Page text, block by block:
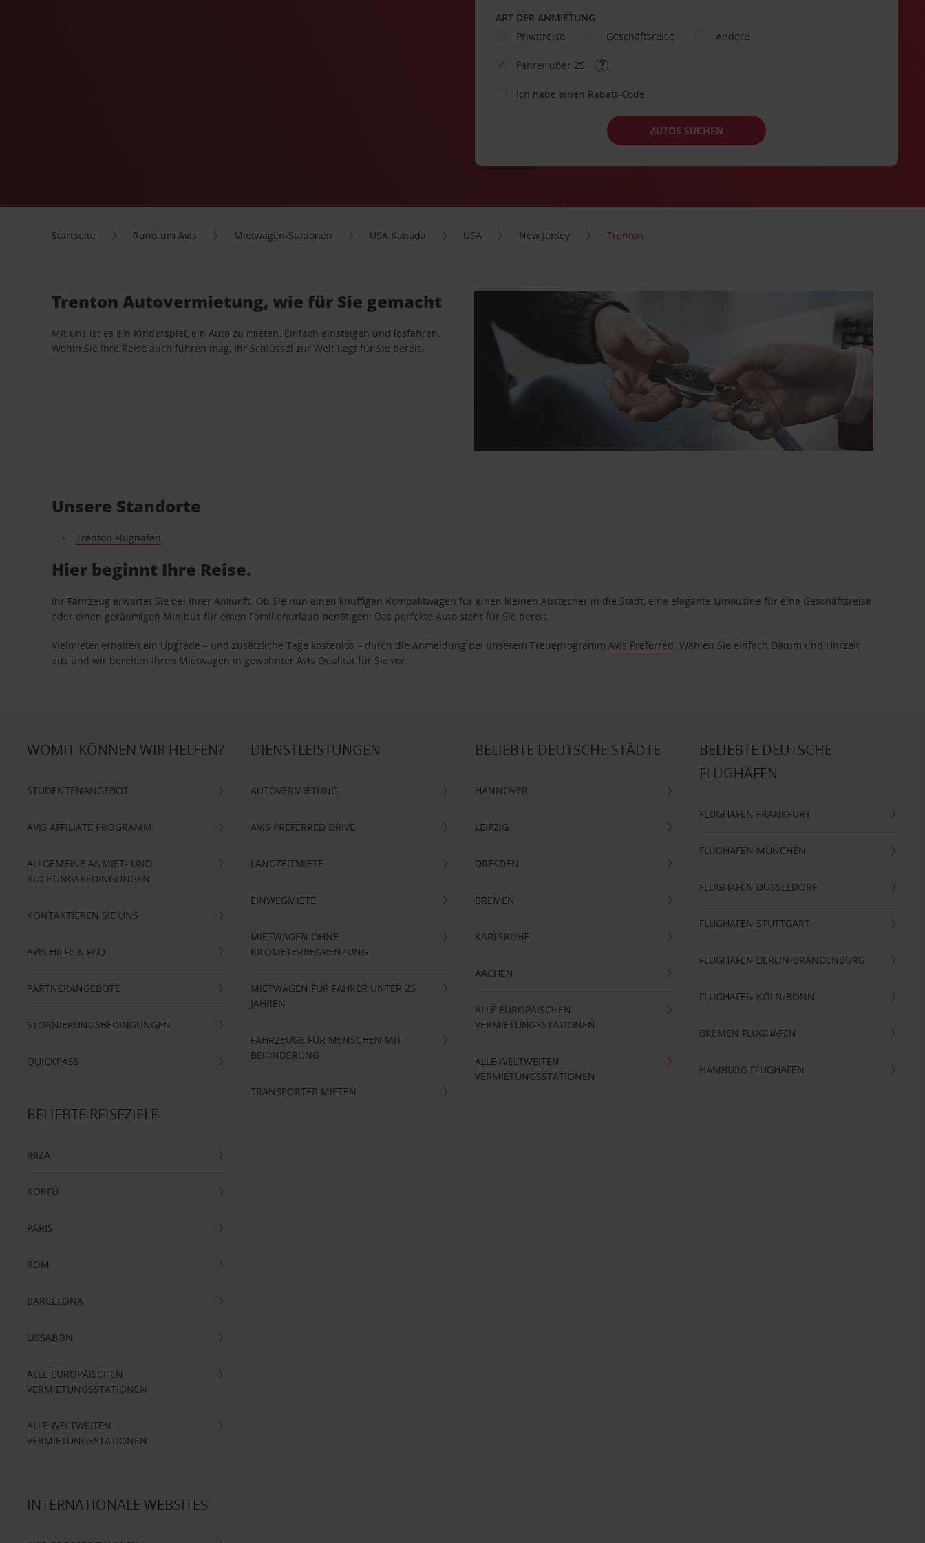
ART DER ANMIETUNG
Privatreise
Geschäftsreise Andere
Fahrer über 25
Ich habe einen Rabatt-Code
AUTOS SUCHEN
Startseite Rund um Avis Mietwagen-Stationen USA Kanada USA New Jersey Trenton
Trenton Autovermietung, wie für Sie gemacht
Mit uns ist es ein Kinderspiel, ein Auto zu mieten. Einfach einsteigen und losfahren.
Wohin Sie Ihre Reise auch führen mag, Ihr Schlüssel zur Welt liegt für Sie bereit.
Unsere Standorte
Trenton Flughafen
Hier beginnt Ihre Reise.
Ihr Fahrzeug erwartet Sie bei Ihrer Ankunft. Ob Sie nun einen knuffigen Kompaktwagen für einen kleinen Abstecher in die Stadt, eine elegante Limousine für eine Geschäftsreise
oder einen geräumigen Minibus für einen Familienurlaub benötigen: Das perfekte Auto steht für Sie bereit.
Vielmieter erhalten ein Upgrade – und zusätzliche Tage kostenlos – durch die Anmeldung bei unserem TreueprogrammAvis Preferred. Wählen Sie einfach Datum und Uhrzeit
aus und wir bereiten Ihren Mietwagen in gewohnter Avis Qualität für Sie vor.
WOMIT KÖNNEN WIR HELFEN?
STUDENTENANGEBOT
AVIS AFFILIATE PROGRAMM
ALLGEMEINE ANMIET- UND
BUCHUNGSBEDINGUNGEN
KONTAKTIEREN SIE UNS
AVIS HILFE & FAQ
PARTNERANGEBOTE
STORNIERUNGSBEDINGUNGEN
QUICKPASS
DIENSTLEISTUNGEN
AUTOVERMIETUNG
AVIS PREFERRED DRIVE
LANGZEITMIETE
EINWEGMIETE
MIETWAGEN OHNE
KILOMETERBEGRENZUNG
MIETWAGEN FÜR FAHRER UNTER 25
JAHREN
FAHRZEUGE FÜR MENSCHEN MIT
BEHINDERUNG
TRANSPORTER MIETEN
BELIEBTE DEUTSCHE STÄDTE
HANNOVER
LEIPZIG
DRESDEN
BREMEN
KARLSRUHE
AACHEN
ALLE EUROPÄISCHEN
VERMIETUNGSSTATIONEN
ALLE WELTWEITEN
VERMIETUNGSSTATIONEN
BELIEBTE DEUTSCHE
FLUGHÄFEN
FLUGHAFEN FRANKFURT
FLUGHAFEN MÜNCHEN
FLUGHAFEN DÜSSELDORF
FLUGHAFEN STUTTGART
FLUGHAFEN BERLIN-BRANDENBURG
FLUGHAFEN KÖLN/BONN
BREMEN FLUGHAFEN
HAMBURG FLUGHAFEN
BELIEBTE REISEZIELE
IBIZA
KORFU
PARIS
ROM
BARCELONA
LISSABON
ALLE EUROPÄISCHEN
VERMIETUNGSSTATIONEN
ALLE WELTWEITEN
VERMIETUNGSSTATIONEN
INTERNATIONALE WEBSITES